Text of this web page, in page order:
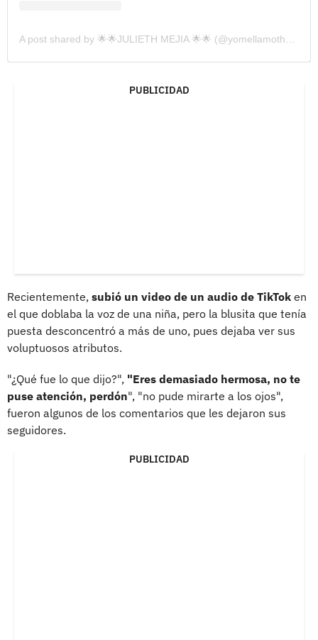
A post shared by 🌟🌟JULIETH MEJIA 🌟🌟 (@yomellamothalia2019)
PUBLICIDAD
Recientemente, subió un video de un audio de TikTok en
el que doblaba la voz de una niña, pero la blusita que tenía
puesta desconcentró a más de uno, pues dejaba ver sus
voluptuosos atributos.
"¿Qué fue lo que dijo?", "Eres demasiado hermosa, no te
puse atención, perdón", "no pude mirarte a los ojos",
fueron algunos de los comentarios que les dejaron sus
seguidores.
PUBLICIDAD